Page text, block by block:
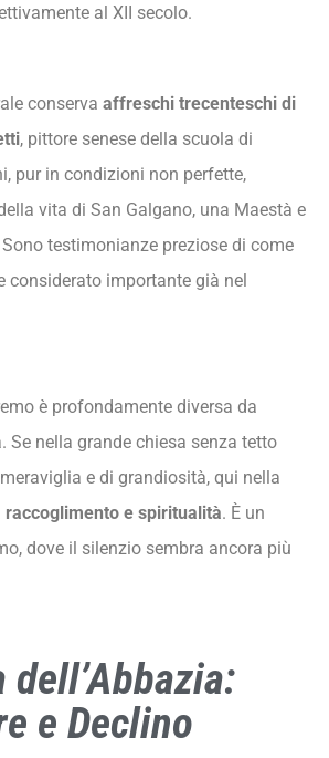
al XII secolo.
conserva affreschi trecenteschi di
, pittore senese della scuola di
pur in condizioni non perfette,
vita di San Galgano, una Maestà e
Sono testimonianze preziose di come
considerato importante già nel
è profondamente diversa da
Se nella grande chiesa senza tetto
e di grandiosità, qui nella
raccoglimento e spiritualità. È un
dove il silenzio sembra ancora più
dell’Abbazia:
e Declino